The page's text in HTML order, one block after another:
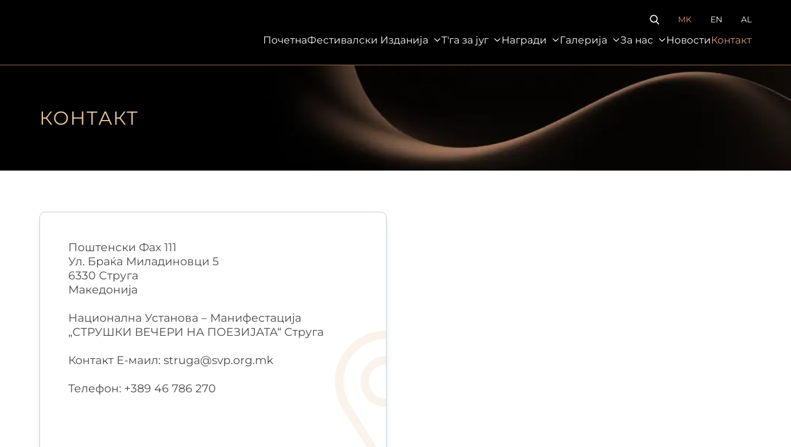
MK EN AL
ПочетнаФестивалски Изданија Т'га за југ Награди Галерија За нас Новости Контакт
КОНТАКТ
Поштенски Фах 111
Ул. Браќа Миладиновци 5
6330 Струга
Македонија
Национална Установа – Манифестација
„СТРУШКИ ВЕЧЕРИ НА ПОЕЗИЈАТА“ Струга
Контакт Е-маил: struga@svp.org.mk
Телефон: +389 46 786 270